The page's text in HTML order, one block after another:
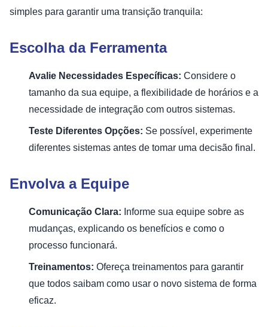
simples para garantir uma transição tranquila:
Escolha da Ferramenta
Avalie Necessidades Específicas: Considere o
tamanho da sua equipe, a flexibilidade de horários e a
necessidade de integração com outros sistemas.
Teste Diferentes Opções: Se possível, experimente
diferentes sistemas antes de tomar uma decisão final.
Envolva a Equipe
Comunicação Clara: Informe sua equipe sobre as
mudanças, explicando os benefícios e como o
processo funcionará.
Treinamentos: Ofereça treinamentos para garantir
que todos saibam como usar o novo sistema de forma
eficaz.